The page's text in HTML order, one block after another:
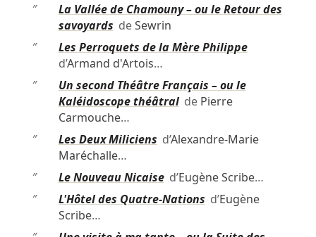
″
La Vallée de Chamouny – ou le Retour des
savoyards deSewrin
″
Les Perroquets de la Mère Philippe
d’Armand d'Artois…
″
Un second Théâtre Français – ou le
Kaléidoscope théâtralde Pierre
Carmouche…
″
Les Deux Miliciens d’Alexandre-Marie
Maréchalle…
″
Le Nouveau Nicaised’Eugène Scribe…
″
L'Hôtel des Quatre-Nations d’Eugène
Scribe…